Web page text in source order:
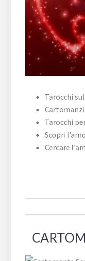
Tarocchi
Tarocchi
Scopri
Cercare